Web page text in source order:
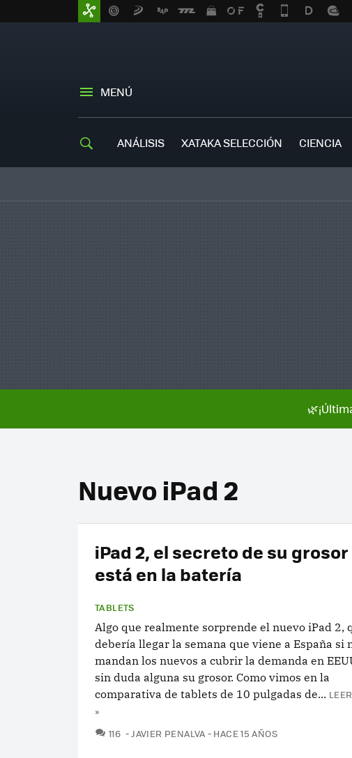
MENÚ
ANÁLISIS XATAKA SELECCIÓN CIENCIA
Nuevo iPad 2
iPad 2, el secreto de su grosor
está en la batería
TABLETS
Algo que realmente sorprende el nuevo iPad 2,
debería llegar la semana que viene a España si
mandan los nuevos a cubrir la demanda en
sin duda alguna su grosor. Como vimos en la
comparativa de tablets de 10 pulgadas de...
»
116 COMENTARIOS
JAVIER PENALVA HACE 15 AÑOS